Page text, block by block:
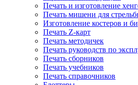
Печать и изготовление
Печать мишени для
Изготовление костеров и
Печать Z-карт
Печать методичек
Печать руководств по
Печать сборников
Печать учебников
Печать справочников